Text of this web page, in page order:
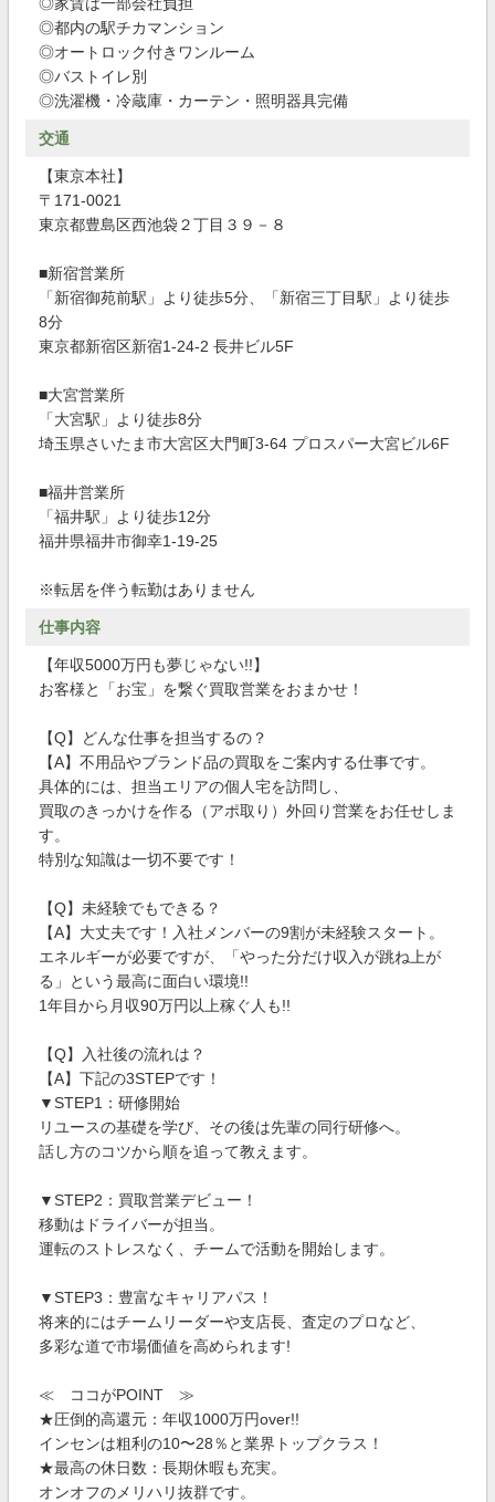
◎都内の駅チカマンション
◎オートロック付きワンルーム
◎バストイレ別
◎洗濯機・冷蔵庫・カーテン・照明器具完備
交通
【東京本社】
〒171-0021
東京都豊島区西池袋２丁目３９－８
■新宿営業所
「新宿御苑前駅」より徒歩5分、「新宿三丁目駅」より徒歩
8分
東京都新宿区新宿1-24-2 長井ビル5F
■大宮営業所
「大宮駅」より徒歩8分
埼玉県さいたま市大宮区大門町3-64 プロスパー大宮ビル6F
■福井営業所
「福井駅」より徒歩12分
福井県福井市御幸1-19-25
※転居を伴う転勤はありません
仕事内容
【年収5000万円も夢じゃない!!】
お客様と「お宝」を繋ぐ買取営業をおまかせ！
【Q】どんな仕事を担当するの？
【A】不用品やブランド品の買取をご案内する仕事です。
具体的には、担当エリアの個人宅を訪問し、
買取のきっかけを作る（アポ取り）外回り営業をお任せしま
す。
特別な知識は一切不要です！
【Q】未経験でもできる？
【A】大丈夫です！入社メンバーの9割が未経験スタート。
エネルギーが必要ですが、「やった分だけ収入が跳ね上が
る」という最高に面白い環境!!
1年目から月収90万円以上稼ぐ人も!!
【Q】⼊社後の流れは？
【A】下記の3STEPです！
▼STEP1：研修開始
リユースの基礎を学び、その後は先輩の同行研修へ。
話し方のコツから順を追って教えます。
▼STEP2：買取営業デビュー！
移動はドライバーが担当。
運転のストレスなく、チームで活動を開始します。
▼STEP3：豊富なキャリアパス！
将来的にはチームリーダーや支店長、査定のプロなど、
多彩な道で市場価値を高められます!
≪ ココがPOINT ≫
★圧倒的高還元：年収1000万円over!!
インセンは粗利の10〜28％と業界トップクラス！
★最高の休日数：長期休暇も充実。
オンオフのメリハリ抜群です。